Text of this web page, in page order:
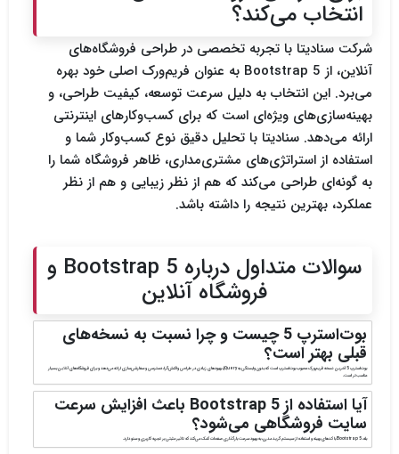
انتخاب می‌کند؟
شرکت سنادیتا با تجربه تخصصی در طراحی فروشگاه‌های
آنلاین، از Bootstrap 5 به عنوان فریم‌ورک اصلی خود بهره
می‌برد. این انتخاب به دلیل سرعت توسعه، کیفیت طراحی، و
بهینه‌سازی‌های ویژه‌ای است که برای کسب‌وکارهای اینترنتی
ارائه می‌دهد. سنادیتا با تحلیل دقیق نوع کسب‌وکار شما و
استفاده از استراتژی‌های مشتری‌مداری، ظاهر فروشگاه شما را
به گونه‌ای طراحی می‌کند که هم از نظر زیبایی و هم از نظر
عملکرد، بهترین نتیجه را داشته باشد.
سوالات متداول درباره Bootstrap 5 و
فروشگاه آنلاین
بوت‌استرپ 5 چیست و چرا نسبت به نسخه‌های
قبلی بهتر است؟
بوت‌استرپ 5 آخرین نسخه فریم‌ورک محبوب بوت‌استرپ
است که بدون وابستگی به jQuery، بهبودهای زیادی در طراحی واکنش‌گرا، دسترسی و سفارشی‌سازی ارائه می‌دهد و برای فروشگاه‌های آنلاین بسیار
مناسب‌تر است.
آیا استفاده از Bootstrap 5 باعث افزایش سرعت
سایت فروشگاهی می‌شود؟
بله، Bootstrap 5 با کدهای بهینه و استفاده از سیستم گرید مدرن، به بهبود سرعت بارگذاری صفحات کمک می‌کند که تاثیر مثبتی بر تجربه کاربری و سئو دارد.